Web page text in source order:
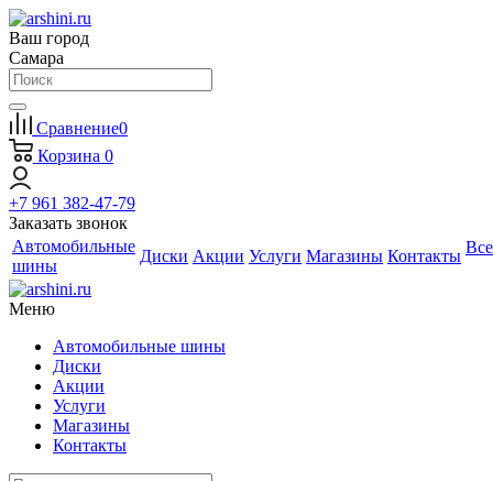
Ваш город
Самара
Сравнение0
Корзина 0
+7 961 382-47-79
Заказать звонок
Автомобильные
шины
Диски Акции Услуги Магазины Контакты Все
Меню
Автомобильные шины
Диски
Акции
Услуги
Магазины
Контакты